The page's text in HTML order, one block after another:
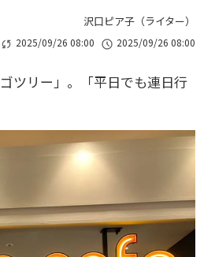
沢口ピア子（ライター）
2025/09/26 08:00 2025/09/26 08:00
ツリー」。「平日でも連日行